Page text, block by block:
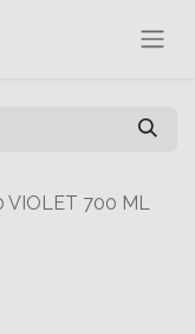
VIOLET 700 ML